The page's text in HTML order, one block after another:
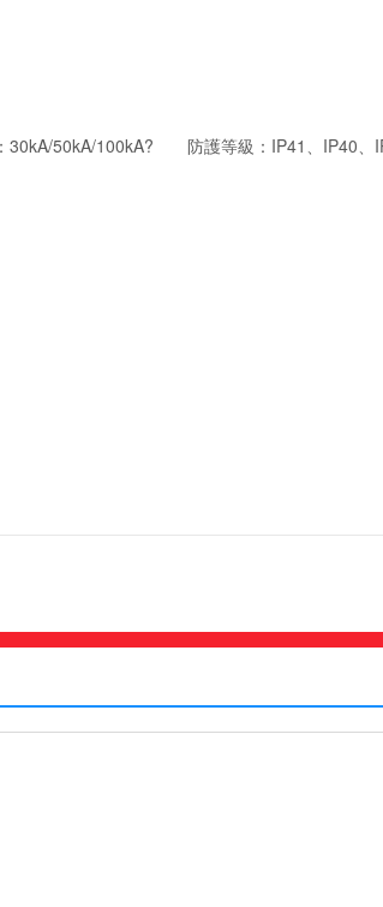
50kA/100kA? 防護等級：IP41、IP40、